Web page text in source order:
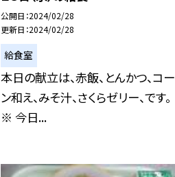
公開日 2024/02/28
更新日 2024/02/28
給食室
本日の献立は、赤飯、とんかつ、コー
ン和え、みそ汁、さくらゼリー、です。
※ 今日...